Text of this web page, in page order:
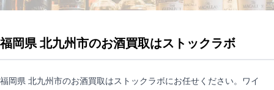
福岡県 北九州市のお酒買取はストックラボ
福岡県 北九州市のお酒買取はストックラボにお任せください。ワイ